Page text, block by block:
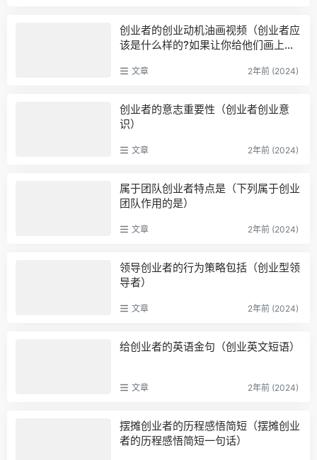
创业者的创业动机油画视频（创业者应
该是什么样的?如果让你给他们画上一
文章 2年前 (2024)
创业者的意志重要性（创业者创业意
识）
文章 2年前 (2024)
属于团队创业者特点是（下列属于创业
团队作用的是）
文章 2年前 (2024)
领导创业者的行为策略包括（创业型领
导者）
文章 2年前 (2024)
给创业者的英语金句（创业英文短语）
文章 2年前 (2024)
摆摊创业者的历程感悟简短（摆摊创业
者的历程感悟简短一句话）